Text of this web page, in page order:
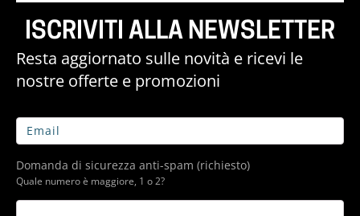
ISCRIVITI ALLA NEWSLETTER
Resta aggiornato sulle novità e ricevi le
nostre offerte e promozioni
Domanda di sicurezza anti-spam (richiesto)
Quale numero è maggiore, 1 o 2?